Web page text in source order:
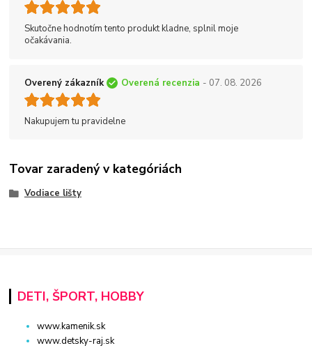
Skutočne hodnotím tento produkt kladne, splnil moje
očakávania.
Overený zákazník Overená recenzia - 07. 08. 2026
Nakupujem tu pravidelne
Tovar zaradený v kategóriách
Vodiace lišty
DETI, ŠPORT, HOBBY
www.kamenik.sk
www.detsky-raj.sk